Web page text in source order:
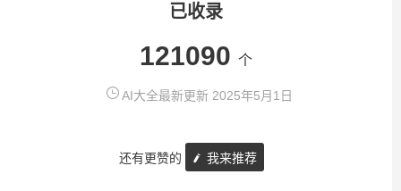
已收录
121090 个
AI大全最新更新 2025年5月1日
还有更赞的 我来推荐